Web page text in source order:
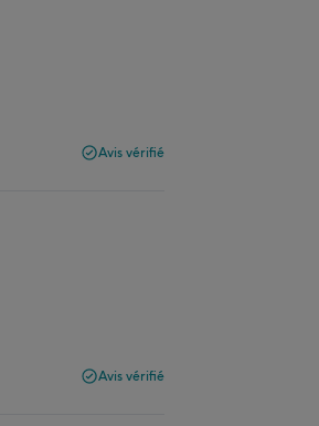
Avis vérifié
Avis vérifié